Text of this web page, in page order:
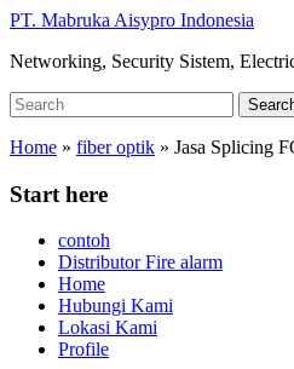
Skip
main
PT. Mabruka Aisypro Indonesia
Networking, Security Sistem,
Search
for:
Home » fiber optik » Jasa Splicing
Start here
contoh
Distributor Fire alarm
Home
Hubungi Kami
Lokasi Kami
Profile